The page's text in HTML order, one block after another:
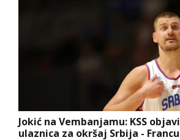
Jokić na Vembanjamu: KSS
ulaznica za okršaj Srbija -